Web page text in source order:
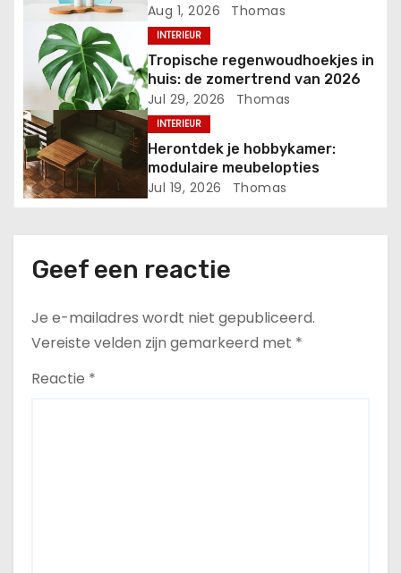
g
t
i
Aug 1, 2026 Thomas
INTERIEUR
Tropische regenwoudhoekjes in
huis: de zomertrend van 2026
Jul 29, 2026 Thomas
INTERIEUR
Herontdek je hobbykamer:
modulaire meubelopties
Jul 19, 2026 Thomas
Geef een reactie
Je e-mailadres wordt niet gepubliceerd.
Vereiste velden zijn gemarkeerd met *
Reactie *